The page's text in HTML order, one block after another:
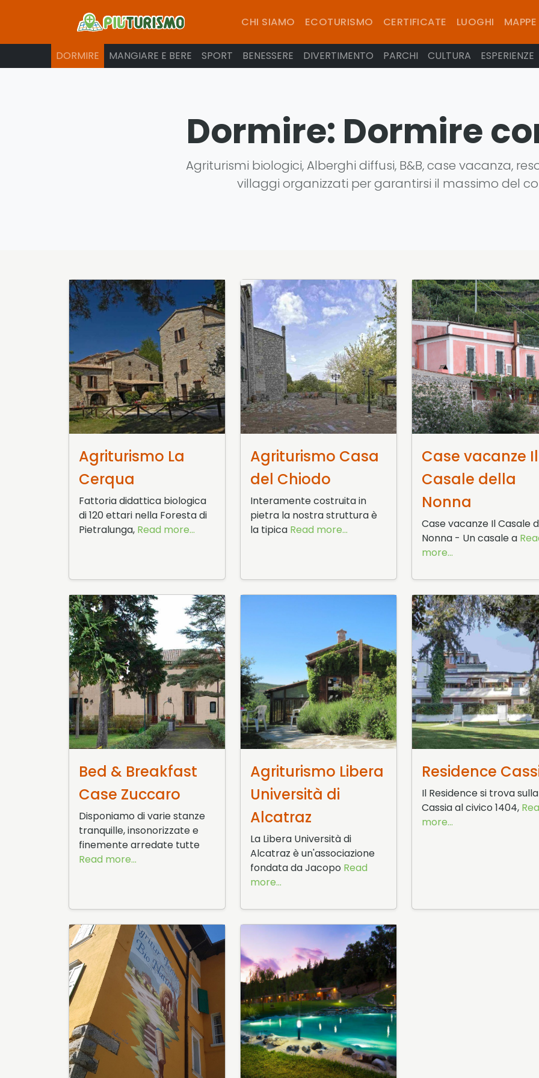
CHI SIAMO ECOTURISMO CERTIFICATE LUOGHI MAPPE
DORMIRE MANGIARE E BERE SPORT BENESSERE DIVERTIMENTO PARCHI CULTURA ESPERIENZE
Dormire: Dormire
Agriturismi biologici, Alberghi diffusi, B&B, case vacanza,
villaggi organizzati per garantirsi il massimo del
21 Marzo 2016
Agriturismo La
Cerqua
Fattoria didattica biologica
di 120 ettari nella Foresta di
Pietralunga, Read more...
23 Febbraio 2016
Agriturismo Casa
del Chiodo
Interamente costruita in
pietra la nostra struttura è
la tipica Read more...
5 Febbraio 2016
Case vacanze Il
Casale della
Nonna
Case vacanze Il Casale
Nonna - Un casale a
more...
15 Gennaio 2016
Bed & Breakfast
Case Zuccaro
Disponiamo di varie stanze
tranquille, insonorizzate e
finemente arredate tutte
Read more...
20 Dicembre 2015
Agriturismo Libera
Università di
Alcatraz
La Libera Università di
Alcatraz è un'associazione
fondata da Jacopo Read
more...
14 Ottobre 2015
Residence
Il Residence si trova
Cassia al civico 1404,
more...